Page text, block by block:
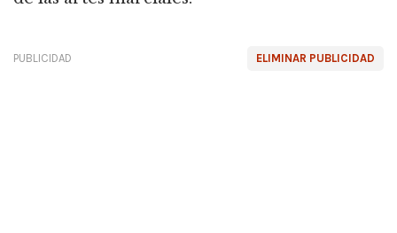
ELIMINAR PUBLICIDAD
PUBLICIDAD